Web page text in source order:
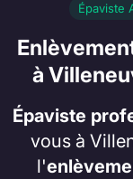
Épaviste
à
Épaviste
vous à
l'